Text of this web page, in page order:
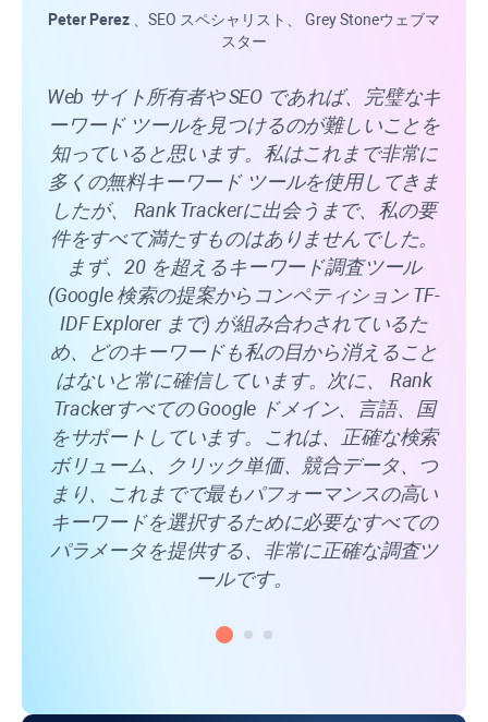
Peter Perez 、SEO スペシャリスト、 Grey Stoneウェブマ
スター
Web サイト所有者や SEO であれば、完璧なキ
ーワード ツールを見つけるのが難しいことを
知っていると思います。私はこれまで非常に
多くの無料キーワード ツールを使用してきま
したが、 Rank Trackerに出会うまで、私の要
件をすべて満たすものはありませんでした。
まず、20 を超えるキーワード調査ツール
(Google 検索の提案からコンペティション TF-
IDF Explorer まで) が組み合わされているた
め、どのキーワードも私の目から消えること
はないと常に確信しています。次に、 Rank
Trackerすべての Google ドメイン、言語、国
をサポートしています。これは、正確な検索
ボリューム、クリック単価、競合データ、つ
まり、これまでで最もパフォーマンスの高い
キーワードを選択するために必要なすべての
パラメータを提供する、非常に正確な調査ツ
ールです。